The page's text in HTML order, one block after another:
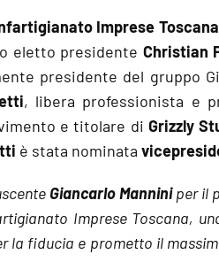
Imprese Toscana
eletto presidente Christian
presidente del gruppo
, libera professionista e
e titolare diGrizzly
è stata nominata
Giancarlo Manniniper il
Imprese Toscana,
la fiducia e prometto il